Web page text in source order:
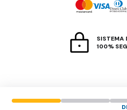
SISTEMA
100%